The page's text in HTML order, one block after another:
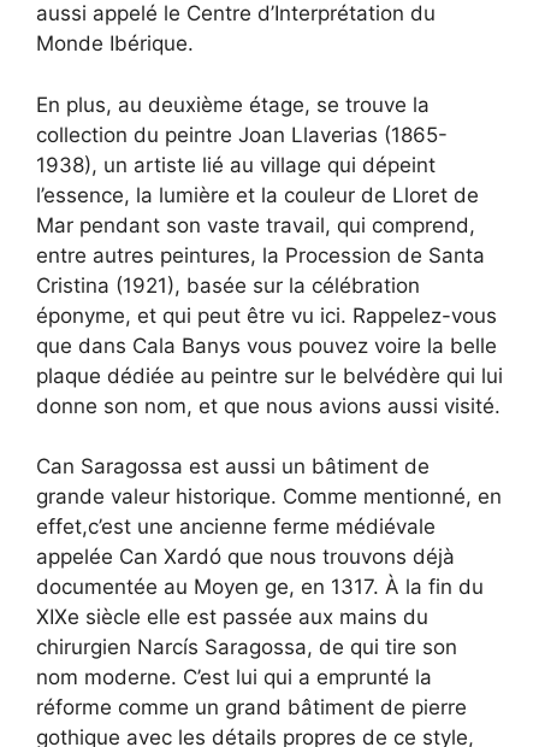
aussi appelé le Centre d’Interprétation du
Monde Ibérique.
En plus, au deuxième étage, se trouve la
collection du peintre Joan Llaverias (1865-
1938), un artiste lié au village qui dépeint
l’essence, la lumière et la couleur de Lloret de
Mar pendant son vaste travail, qui comprend,
entre autres peintures, la Procession de Santa
Cristina (1921), basée sur la célébration
éponyme, et qui peut être vu ici. Rappelez-vous
que dans Cala Banys vous pouvez voire la belle
plaque dédiée au peintre sur le belvédère qui lui
donne son nom, et que nous avions aussi visité.
Can Saragossa est aussi un bâtiment de
grande valeur historique. Comme mentionné, en
effet,c’est une ancienne ferme médiévale
appelée Can Xardó que nous trouvons déjà
documentée au Moyen ge, en 1317. À la fin du
XIXe siècle elle est passée aux mains du
chirurgien Narcís Saragossa, de qui tire son
nom moderne. C’est lui qui a emprunté la
réforme comme un grand bâtiment de pierre
gothique avec les détails propres de ce style,